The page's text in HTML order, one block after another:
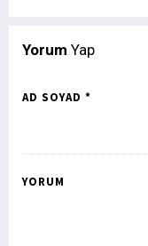
Yorum Yap
AD SOYAD *
YORUM